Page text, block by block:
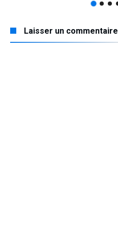
Laisser un commentaire